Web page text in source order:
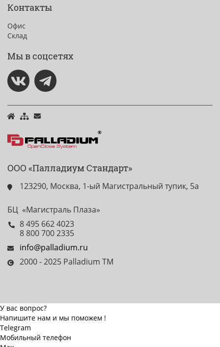
Контакты
Офис
Склад
Мы в соцсетях
ООО «Палладиум Стандарт»
123290, Москва, 1-ый Магистральный тупик, 5а
БЦ «Магистраль Плаза»
8 495 662 4023
8 800 700 2335
info@palladium.ru
2000 - 2025 Palladium TM
У вас вопрос?
Напишите нам и мы поможем !
Telegram
Мобильный телефон